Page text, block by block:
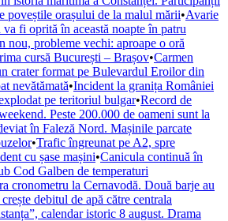
poveștile orașului de la malul mării•Avarie
fi oprită în această noapte în patru
nou, probleme vechi: aproape o oră
cursă București – Brașov•Carmen
crater format pe Bulevardul Eroilor din
nevătămată•Incident la granița României
pe teritoriul bulgar•Record de
Peste 200.000 de oameni sunt la
în Faleză Nord. Mașinile parcate
•Trafic îngreunat pe A2, spre
cu șase mașini•Canicula continuă în
Cod Galben de temperaturi
cronometru la Cernavodă. Două barje au
debitul de apă către centrala
calendar istoric 8 august. Drama